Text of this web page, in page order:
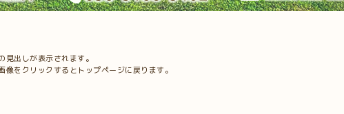
出しが表示されます。
をクリックするとトップページに戻ります。